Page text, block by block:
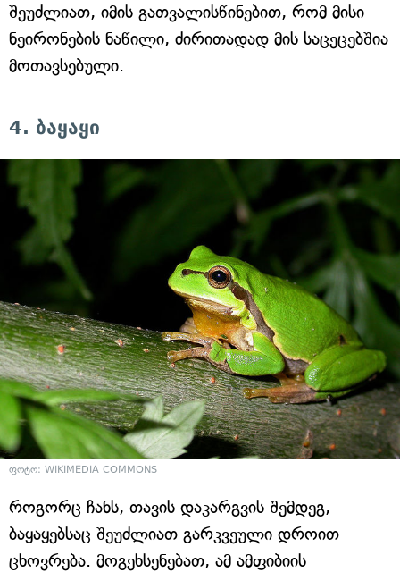
შეუძლიათ, იმის გათვალისწინებით, რომ მისი
ნეირონების ნაწილი, ძირითადად მის საცეცებშია
მოთავსებული.
4. ბაყაყი
ფოტო: WIKIMEDIA COMMONS
როგორც ჩანს, თავის დაკარგვის შემდეგ,
ბაყაყებსაც შეუძლიათ გარკვეული დროით
ცხოვრება. მოგეხსენებათ, ამ ამფიბიის